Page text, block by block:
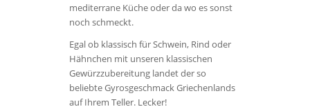
mediterrane Küche oder da wo es sonst
noch schmeckt.
Egal ob klassisch für Schwein, Rind oder
Hähnchen mit unseren klassischen
Gewürzzubereitung landet der so
beliebte Gyrosgeschmack Griechenlands
auf Ihrem Teller. Lecker!